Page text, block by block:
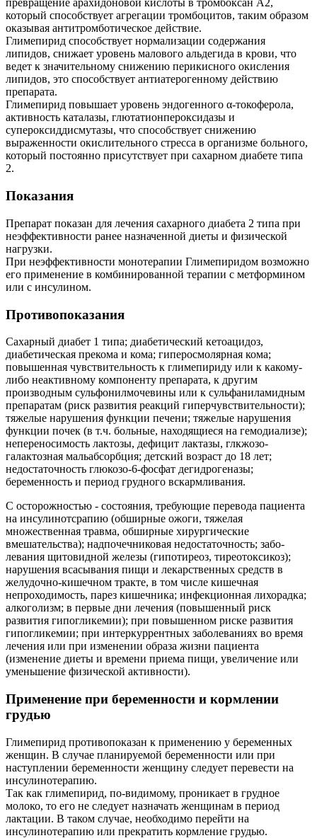
превращение арахидоновой кислоты в тромбоксан А2,
который способствует агрегации тромбоцитов, таким образом
оказывая антитромботическое действие.
Глимепирид способствует нормализации содержания
липидов, снижает уровень малового альдегида в крови, что
ведет к значительному снижению перикисного окисления
липидов, это способствует антиатерогенному действию
препарата.
Глимепирид повышает уровень эндогенного α-токоферола,
активность каталазы, глютатионпероксидазы и
супероксиддисмутазы, что способствует снижению
выраженности окислительного стресса в организме больного,
который постоянно присутствует при сахарном диабете типа
2.
Показания
Препарат показан для лечения сахарного диабета 2 типа при
неэффективности ранее назначенной диеты и физической
нагрузки.
При неэффективности монотерапии Глимепиридом возможно
его применение в комбинированной терапии с метформином
или с инсулином.
Противопоказания
Сахарный диабет 1 типа; диабетический кетоацидоз,
диабетическая прекома и ко­ма; гиперосмолярная кома;
повышенная чувствительность к глимепириду или к какому-
либо неактивному компоненту препарата, к другим
производным сульфонилмочевины или к сульфаниламид­ным
препаратам (риск развития реакций гиперчувствительности);
тяжелые нарушения функции печени; тяжелые нарушения
функции почек (в т.ч. больные, находящиеся на гемодиали­зе);
непереносимость лактозы, дефицит лактазы, глкжозо-
галактозная мальабсорбция; детский возраст до 18 лет;
недостаточность глюкозо-6-фосфат дегидрогеназы;
беременность и период грудного вскармливания.
С осторожностью - состояния, требующие перевода пациента
на инсулинотсрапию (обширные ожоги, тяжелая
множественная травма, обширные хирургические
вмешательства); надпочечниковая недостаточность; забо­
левания щитовидной железы (гипотиреоз, тиреотоксикоз);
нарушения всасыва­ния пищи и лекарственных средств в
желудочно-кишечном тракте, в том числе кишечная
непроходимость, парез кишеч­ника; инфекционная лихорадка;
алкого­лизм; в первые дни лечения (повышен­ный риск
развития гипогликемии); при повышенном риске развития
гипогликемии; при интеркуррентных заболеваниях во время
лечения или при изменении образа жизни пациента
(изменение диеты и времени приема пищи, увеличение или
уменьше­ние физической активности).
Применение при беременности и кормлении
грудью
Глимепирид противопоказан к применению у беременных
женщин. В случае планируемой беременности или при
наступлении беременности женщину следует перевести на
инсулинотерапию.
Так как глимепирид, по-видимому, проникает в грудное
молоко, то его не следует назначать женщинам в период
лактации. В таком случае, необходимо перейти на
инсулинотерапию или прекратить кормление грудью.